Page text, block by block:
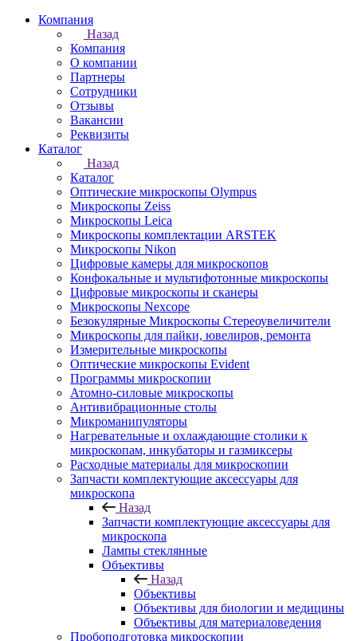
Компания
Назад
Компания
О компании
Партнеры
Сотрудники
Отзывы
Вакансии
Реквизиты
Каталог
Назад
Каталог
Оптические микроскопы Olympus
Микроскопы Zeiss
Микроскопы Leica
Микроскопы комплектации ARSTEK
Микроскопы Nikon
Цифровые камеры для микроскопов
Конфокальные и мультифотонные микроскопы
Цифровые микроскопы и сканеры
Микроскопы Nexcope
Безокулярные Микроскопы Стереоувеличители
Микроскопы для пайки, ювелиров, ремонта
Измерительные микроскопы
Оптические микроскопы Evident
Программы микроскопии
Атомно-силовые микроскопы
Антивибрационные столы
Микроманипуляторы
Нагревательные и охлаждающие столики к
микроскопам, инкубаторы и газмиксеры
Расходные материалы для микроскопии
Запчасти комплектующие аксессуары для
микроскопа
Назад
Запчасти комплектующие аксессуары для
микроскопа
Лампы стеклянные
Объективы
Назад
Объективы
Объективы для биологии и медицины
Объективы для материаловедения
Пробоподготовка микроскопии